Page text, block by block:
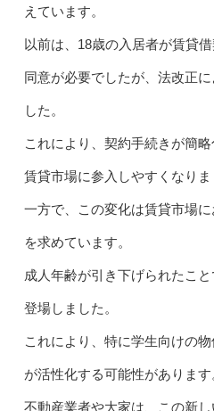
えています。
以前は、18歳の入居者が賃貸
同意が必要でしたが、法改正
した。
これにより、契約手続きが簡
賃貸市場に参入しやすくなりま
一方で、この変化は賃貸市場
を求めています。
成人年齢が引き下げられたこ
登場しました。
これにより、特に学生向けの
が活性化する可能性があります
不動産業者や大家は、この新